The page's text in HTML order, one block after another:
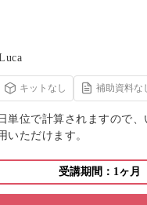
キットなし 補助資料な
単位で計算されますので、
いただけます。
受講期間：1ヶ月